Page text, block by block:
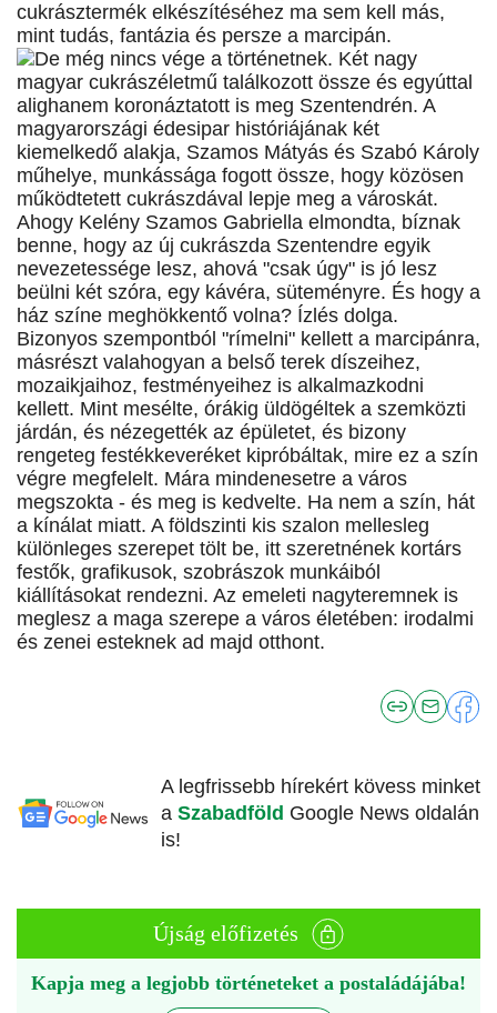
cukrásztermék elkészítéséhez ma sem kell más,
mint tudás, fantázia és persze a marcipán.
De még nincs vége a történetnek. Két nagy
magyar cukrászéletmű találkozott össze és egyúttal
alighanem koronáztatott is meg Szentendrén. A
magyarországi édesipar históriájának két
kiemelkedő alakja, Szamos Mátyás és Szabó Károly
műhelye, munkássága fogott össze, hogy közösen
működtetett cukrászdával lepje meg a városkát.
Ahogy Kelény Szamos Gabriella elmondta, bíznak
benne, hogy az új cukrászda Szentendre egyik
nevezetessége lesz, ahová "csak úgy" is jó lesz
beülni két szóra, egy kávéra, süteményre. És hogy a
ház színe meghökkentő volna? Ízlés dolga.
Bizonyos szempontból "rímelni" kellett a marcipánra,
másrészt valahogyan a belső terek díszeihez,
mozaikjaihoz, festményeihez is alkalmazkodni
kellett. Mint mesélte, órákig üldögéltek a szemközti
járdán, és nézegették az épületet, és bizony
rengeteg festékkeveréket kipróbáltak, mire ez a szín
végre megfelelt. Mára mindenesetre a város
megszokta - és meg is kedvelte. Ha nem a szín, hát
a kínálat miatt. A földszinti kis szalon mellesleg
különleges szerepet tölt be, itt szeretnének kortárs
festők, grafikusok, szobrászok munkáiból
kiállításokat rendezni. Az emeleti nagyteremnek is
meglesz a maga szerepe a város életében: irodalmi
és zenei esteknek ad majd otthont.
A legfrissebb hírekért kövess minket
a Szabadföld Google News oldalán
is!
Újság előfizetés
Kapja meg a legjobb történeteket a postaládájába!